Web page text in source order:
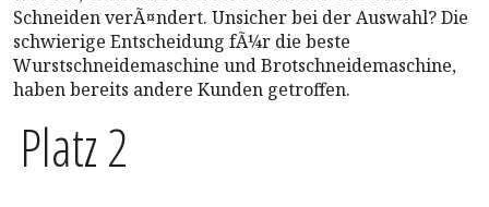
Schneiden verÃ¤ndert. Unsicher bei der Auswahl? Die
schwierige Entscheidung fÃ¼r die beste
Wurstschneidemaschine und Brotschneidemaschine,
haben bereits andere Kunden getroffen.
Platz 2